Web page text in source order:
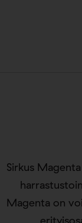
Sirkus
Magenta on